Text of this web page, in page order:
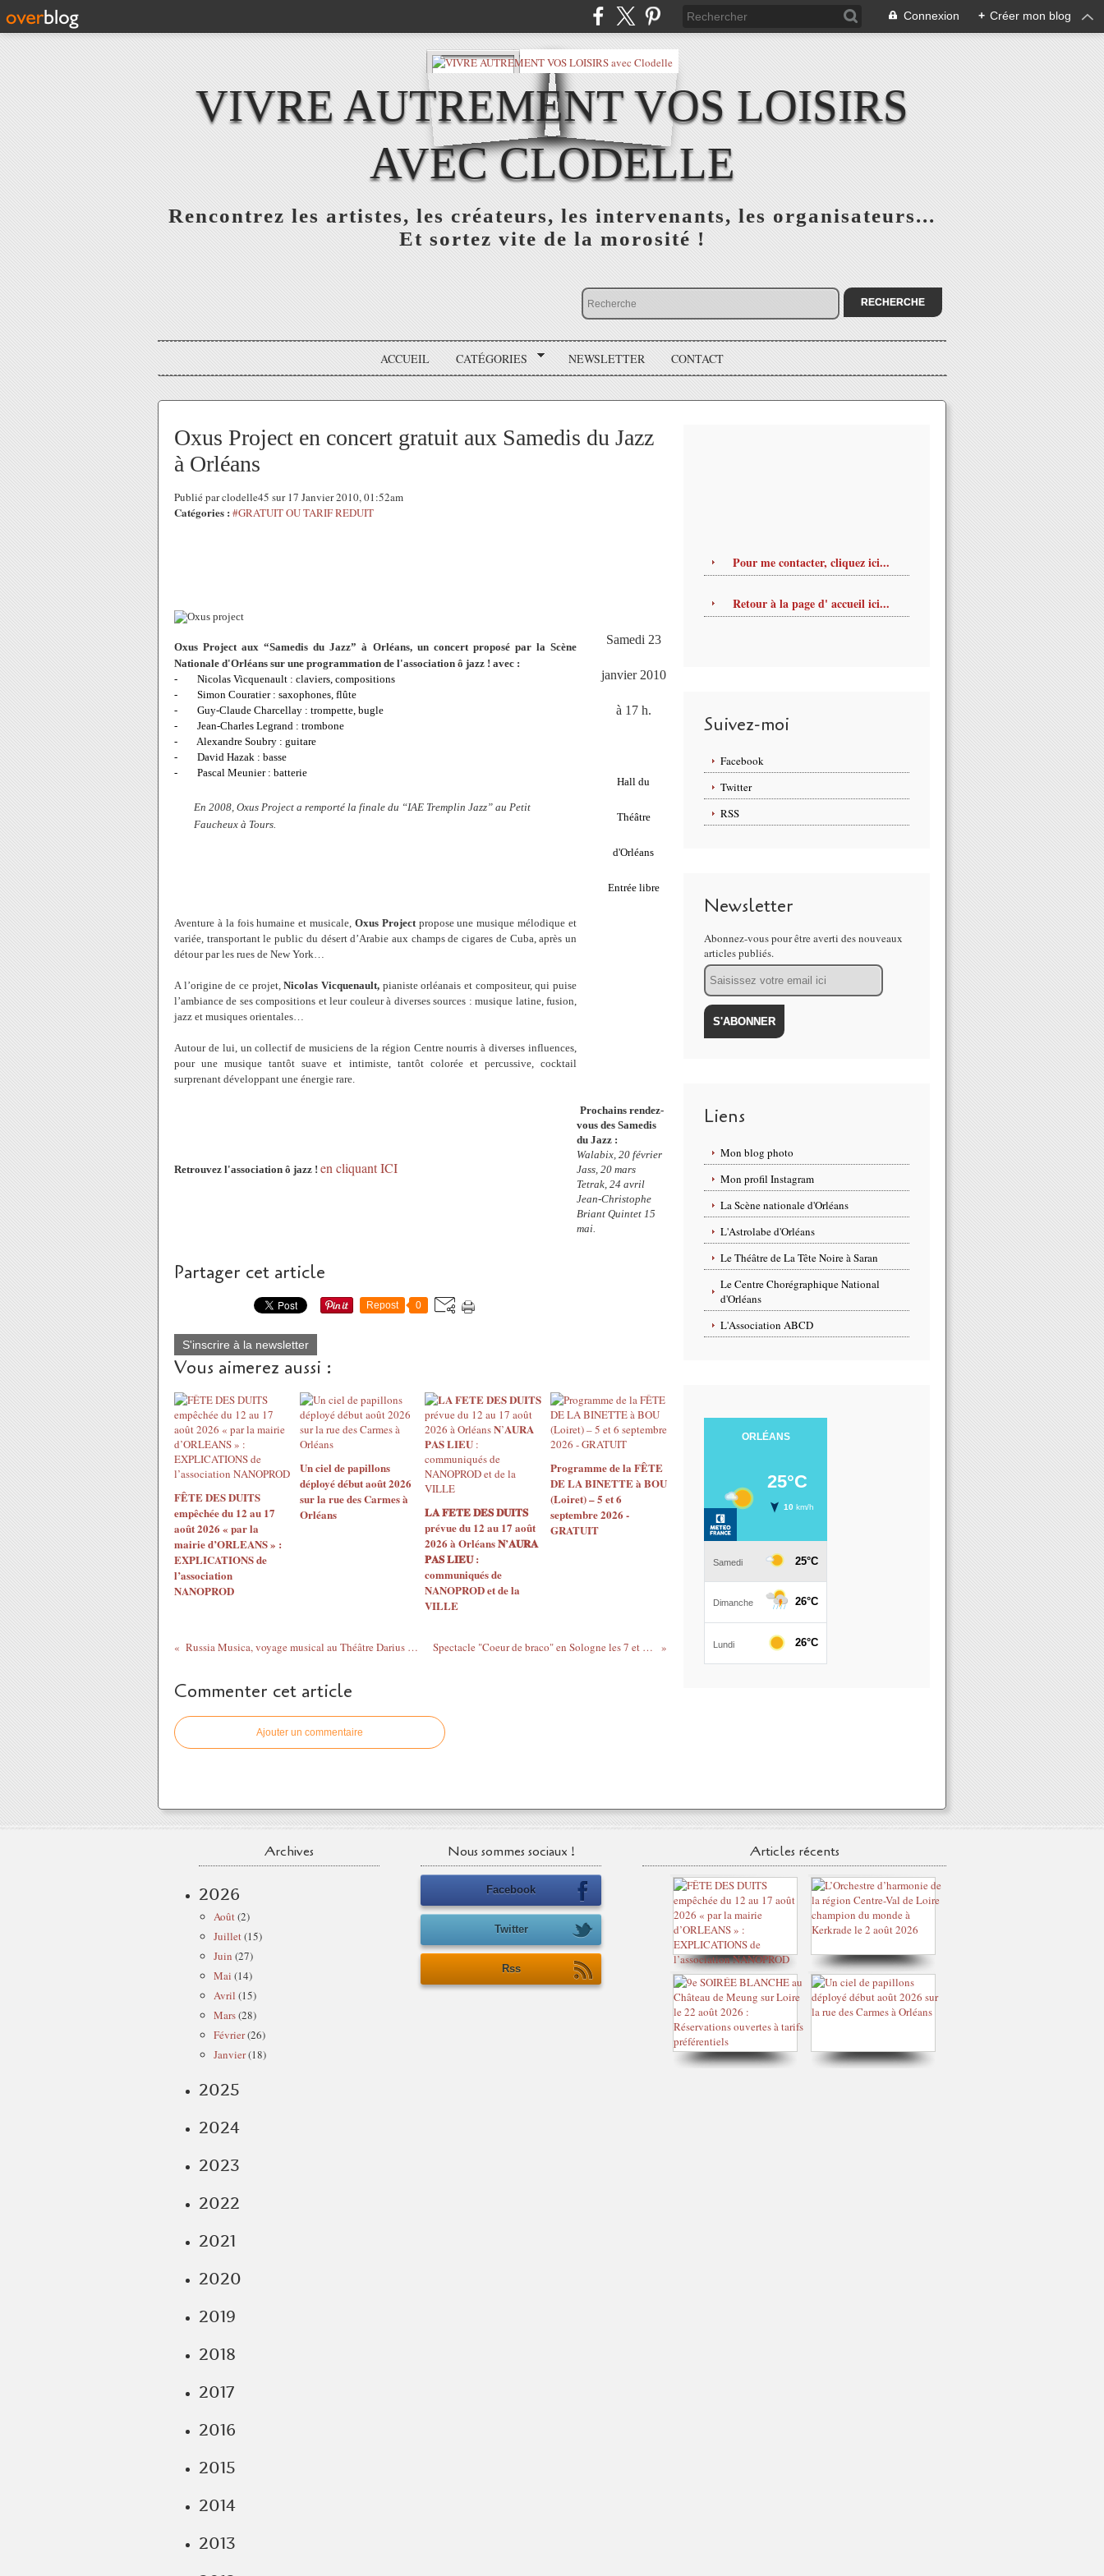
Connexion + Créer mon blog
VIVRE AUTREMENT VOS LOISIRS
AVEC CLODELLE
Rencontrez les artistes, les créateurs, les intervenants, les organisateurs...
Et sortez vite de la morosité !
ACCUEIL CATÉGORIES NEWSLETTER CONTACT
Oxus Project en concert gratuit aux Samedis du Jazz
à Orléans
Publié par clodelle45 sur 17 Janvier 2010, 01:52am
Catégories : #GRATUIT OU TARIF REDUIT
Oxus Project aux “Samedis du Jazz” à Orléans, un concert proposé par la Scène
Nationale d'Orléans sur une programmation de l'association ô jazz ! avec :
-
Nicolas Vicquenault : claviers, compositions
-
Simon Couratier : saxophones, flûte
-
Guy-Claude Charcellay : trompette, bugle
-
Jean-Charles Legrand : trombone
-
Alexandre Soubry : guitare
-
David Hazak : basse
-
Pascal Meunier : batterie
En 2008, Oxus Project a remporté la finale du “IAE Tremplin Jazz” au Petit
Faucheux à Tours.
Samedi 23
janvier 2010
à 17 h.
Hall du
Théâtre
d'Orléans
Entrée libre
Aventure à la fois humaine et musicale, Oxus Projectpropose une musique mélodique et
variée, transportant le public du désert d’Arabie aux champs de cigares de Cuba, après un
détour par les rues de New York…
A l’origine de ce projet,Nicolas Vicquenault, pianiste orléanais et compositeur, qui puise
l’ambiance de ses compositions et leur couleur à diverses sources : musique latine, fusion,
jazz et musiques orientales…
Autour de lui, un collectif de musiciens de la région Centre nourris à diverses influences,
pour une musique tantôt suave et intimiste, tantôt colorée et percussive, cocktail
surprenant développant une énergie rare.
Retrouvez l'association ô jazz ! en cliquant ICI
Prochains rendez-
vous des Samedis
du Jazz :
Walabix, 20 février
Jass, 20 mars
Tetrak, 24 avril
Jean-Christophe
Briant Quintet 15
mai.
Partager cet article
Repost 0
S'inscrire à la newsletter
Vous aimerez aussi :
FÊTE DES DUITS
empêchée du 12 au 17
août 2026 « par la
mairie d’ORLEANS » :
EXPLICATIONS de
l’association
NANOPROD
Un ciel de papillons
déployé début août 2026
sur la rue des Carmes à
Orléans
𝐋𝐀 𝐅𝐄𝐓𝐄 𝐃𝐄𝐒 𝐃𝐔𝐈𝐓𝐒
prévue du 12 au 17 août
2026 à Orléans 𝐍’𝐀𝐔𝐑𝐀
𝐏𝐀𝐒 𝐋𝐈𝐄𝐔 :
communiqués de
NANOPROD et de la
VILLE
Programme de la FÊTE
DE LA BINETTE à BOU
(Loiret) – 5 et 6
septembre 2026 -
GRATUIT
Russia Musica, voyage musical au Théâtre Darius MILHAUD Paris Spectacle "Coeur de braco" en Sologne les 7 et 21 février 2010
Commenter cet article
Ajouter un commentaire
Pour me contacter, cliquez ici...
Retour à la page d' accueil ici...
Suivez-moi
Facebook
Twitter
RSS
Newsletter
Abonnez-vous pour être averti des nouveaux
articles publiés.
Email
Liens
Mon blog photo
Mon profil Instagram
La Scène nationale d'Orléans
L'Astrolabe d'Orléans
Le Théâtre de La Tête Noire à Saran
Le Centre Chorégraphique National
d'Orléans
L'Association ABCD
Archives
2026
Août(2)
Juillet(15)
Juin (27)
Mai (14)
Avril (15)
Mars(28)
Février(26)
Janvier(18)
2025
2024
2023
2022
2021
2020
2019
2018
2017
2016
2015
2014
2013
Nous sommes sociaux !
Facebook
Twitter
Rss
Articles récents